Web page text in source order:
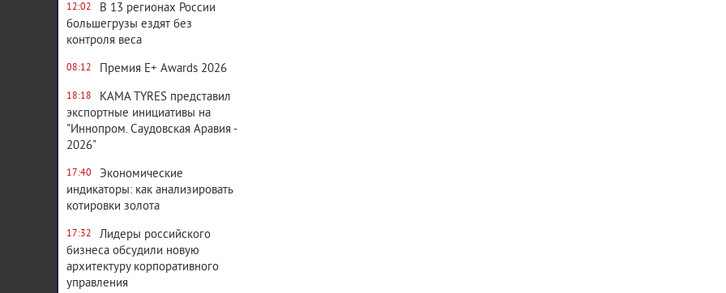
12:02
В 13 регионах России
большегрузы ездят без
контроля веса
08:12 Премия E+ Awards 2026
18:18
KAMA TYRES представил
экспортные инициативы на
"Иннопром. Саудовская Аравия -
2026"
17:40
Экономические
индикаторы: как анализировать
котировки золота
17:32
Лидеры российского
бизнеса обсудили новую
архитектуру корпоративного
управления